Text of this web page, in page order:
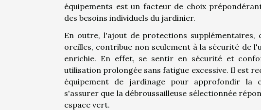
équipements est un facteur de choix
des besoins individuels du jardinier.
En outre, l'ajout de protections
oreilles, contribue non seulement à la sécurité de
enrichie. En effet, se sentir en sécurité et
utilisation prolongée sans fatigue excessive. Il est
équipement de jardinage pour approfondir la
s'assurer que la débroussailleuse sélectionnée
espace vert.